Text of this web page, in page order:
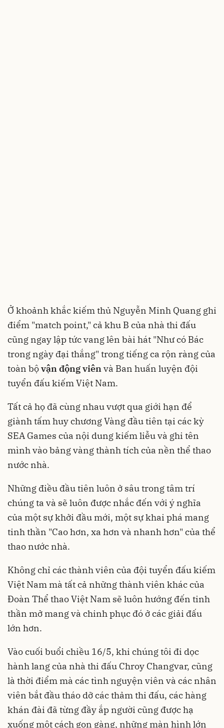
Ở khoảnh khắc kiếm thủ Nguyễn Minh Quang ghi
điểm "match point," cả khu B của nhà thi đấu
cũng ngay lập tức vang lên bài hát "Như có Bác
trong ngày đại thắng" trong tiếng ca rộn ràng của
toàn bộvận động viênvà Ban huấn luyện đội
tuyển đấu kiếm Việt Nam.
Tất cả họ đã cùng nhau vượt qua giới hạn để
giành tấm huy chương Vàng đầu tiên tại các kỳ
SEA Games của nội dung kiếm liễu và ghi tên
mình vào bảng vàng thành tích của nền thể thao
nước nhà.
Những điều đầu tiên luôn ở sâu trong tâm trí
chúng ta và sẽ luôn được nhắc đến với ý nghĩa
của một sự khởi đầu mới, một sự khai phá mang
tinh thần "Cao hơn, xa hơn và nhanh hơn" của thể
thao nước nhà.
Không chỉ các thành viên của đội tuyển đấu kiếm
Việt Nam mà tất cả những thành viên khác của
Đoàn Thể thao Việt Nam sẽ luôn hướng đến tinh
thần mở mang và chinh phục đó ở các giải đấu
lớn hơn.
Vào cuối buổi chiều 16/5, khi chúng tôi đi dọc
hành lang của nhà thi đấu Chroy Changvar, cũng
là thời điểm mà các tình nguyện viên và các nhân
viên bắt đầu tháo dỡ các thảm thi đấu, các hàng
khán đài đã từng đầy ắp người cũng được hạ
xuống một cách gọn gàng, những màn hình lớn